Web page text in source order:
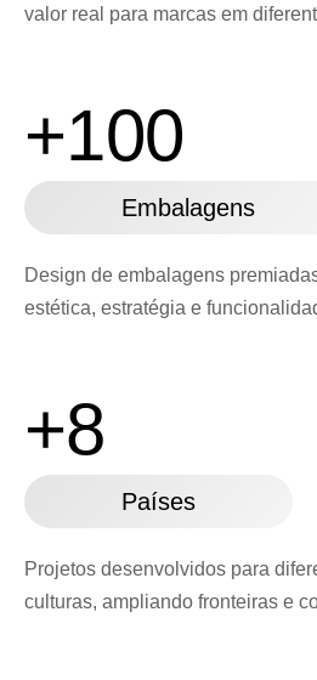
valor real para marcas em
+100
Embalagens
Design de embalagens
estética, estratégia e
+8
Países
Projetos desenvolvidos para
culturas, ampliando fronteiras e